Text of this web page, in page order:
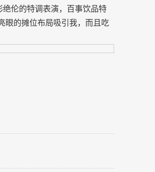
伦的特调表演，百事饮品特
眼的摊位布局吸引我，而且吃